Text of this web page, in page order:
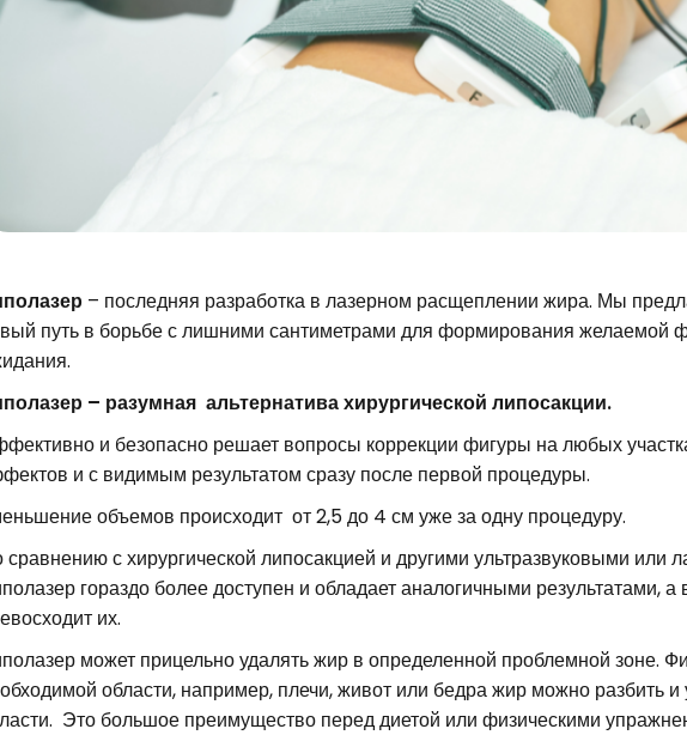
– последняя разработка в лазерном расщеплении жира. Мы
путь в борьбе с лишними сантиметрами для формирования желаемой
– разумная альтернатива хирургической липосакции.
и безопасно решает вопросы коррекции фигуры на любых
и с видимым результатом сразу после первой процедуры.
объемов происходит от 2,5 до 4 см уже за одну процедуру.
с хирургической липосакцией и другими ультразвуковыми или
гораздо более доступен и обладает аналогичными результатами, а
их.
может прицельно удалять жир в определенной проблемной зоне.
области, например, плечи, живот или бедра жир можно разбить и
Это большое преимущество перед диетой или физическими